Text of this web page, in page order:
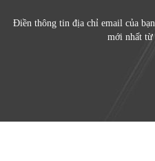
Điền thông tin địa chỉ email của
mới nhất